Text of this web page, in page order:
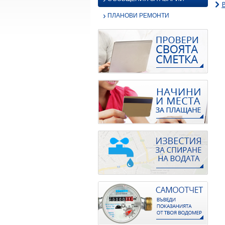
› ПЛАНОВИ РЕМОНТИ